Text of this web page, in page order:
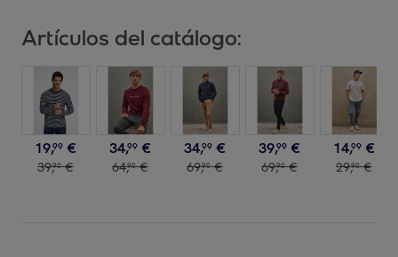
Artículos del catálogo:
19,99 €
39,90 €
34,99 €
64,90 €
34,99 €
69,90 €
39,99 €
69,90 €
14,99 €
29,90 €